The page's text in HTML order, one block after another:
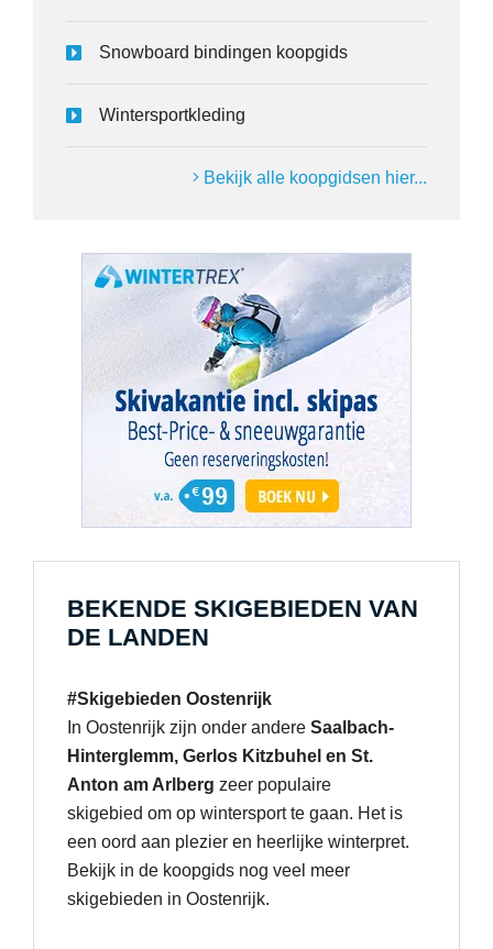
Snowboard bindingen koopgids
Wintersportkleding
Bekijk alle koopgidsen hier...
BEKENDE SKIGEBIEDEN VAN
DE LANDEN
#Skigebieden Oostenrijk
In Oostenrijk zijn onder andere Saalbach-
Hinterglemm, Gerlos Kitzbuhel en St.
Anton am Arlberg zeer populaire
skigebied om op wintersport te gaan. Het is
een oord aan plezier en heerlijke winterpret.
Bekijk in de koopgids nog veel meer
skigebieden in Oostenrijk.